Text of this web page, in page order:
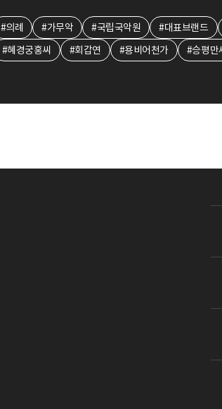
#의례 #가무악 #국립국악원 #대표브랜드
#혜경궁홍씨 #회갑연 #용비어천가 #승평만